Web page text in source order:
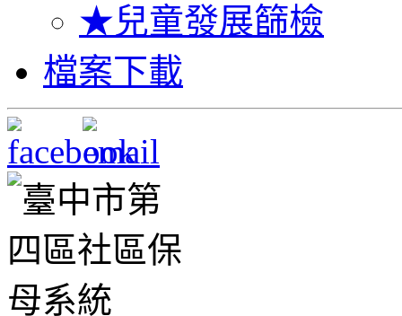
★兒童發展篩檢
檔案下載